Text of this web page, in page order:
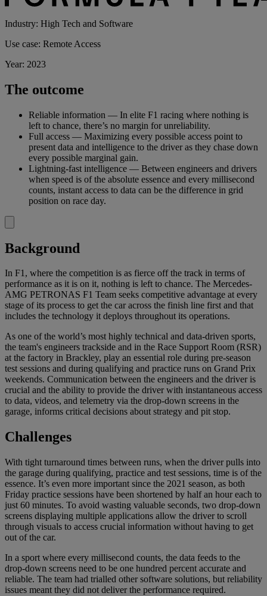
Industry: High Tech and Software
Use case: Remote Access
Year: 2023
The outcome
Reliable information — In elite F1 racing where nothing is
left to chance, there’s no margin for unreliability.
Full access — Maximizing every possible access point to
present data and intelligence to the driver as they chase down
every possible marginal gain.
Lightning-fast intelligence — Between engineers and drivers
when speed is of the absolute essence and every millisecond
counts, instant access to data can be the difference in grid
position on race day.
Background
In F1, where the competition is as fierce off the track in terms of
performance as it is on it, nothing is left to chance. The Mercedes-
AMG PETRONAS F1 Team seeks competitive advantage at every
stage of its process to get the car across the finish line first and that
includes the technology it deploys throughout its operations.
As one of the world’s most highly technical and data-driven sports,
the team's engineers trackside and in the Race Support Room (RSR)
at the factory in Brackley, play an essential role during pre-season
test sessions and during qualifying and practice runs on Grand Prix
weekends. Communication between the engineers and the driver is
crucial and the ability to provide the driver with instantaneous access
to data, videos, and telemetry via the drop-down screens in the
garage, informs critical decisions about strategy and pit stop.
Challenges
With tight turnaround times between runs, when the driver pulls into
the garage during qualifying, practice and test sessions, time is of the
essence. It’s even more important since the 2021 season, as both
Friday practice sessions have been shortened by half an hour each to
just 60 minutes. To avoid wasting valuable seconds, two drop-down
screens displaying multiple applications allow the driver to scroll
through visuals to access crucial information without having to get
out of the car.
In a sport where every millisecond counts, the data feeds to the
drop-down screens need to be one hundred percent accurate and
reliable. The team had trialled other software solutions, but reliability
issues meant they did not deliver the performance required.